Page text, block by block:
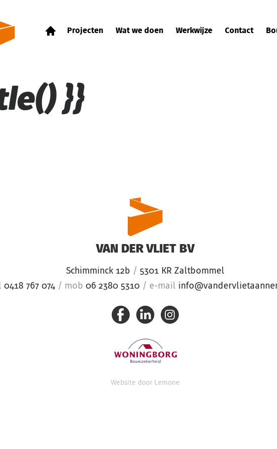
Projecten Wat we doen Werkwijze Contact
}}
VAN DER VLIET BV
Schimminck 12b / 5301 KR Zaltbommel
0418 767 074 / mob 06 2380 5310 / e-mail
Website door Lemone